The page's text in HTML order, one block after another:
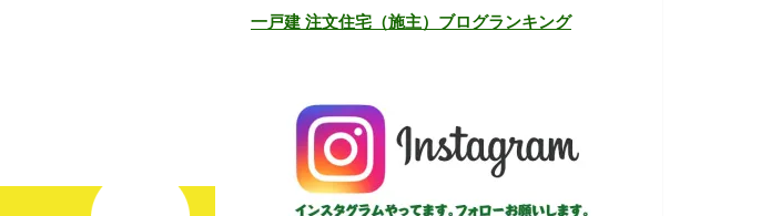
一戸建 注文住宅（施主）ブログランキング